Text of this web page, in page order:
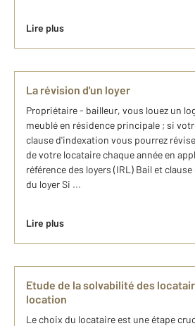
Lire plus
La révision d'un loyer
Propriétaire - bailleur, vous louez un
meublé en résidence principale ; si
clause d'indexation vous pourrez
de votre locataire chaque année en
référence des loyers (IRL) Bail et
du loyer Si ...
Lire plus
Etude de la solvabilité des
location
Le choix du locataire est une étape